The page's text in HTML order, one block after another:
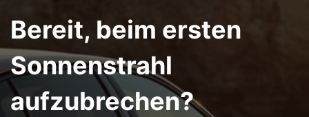
Bereit, beim ersten
Sonnenstrahl
aufzubrechen?